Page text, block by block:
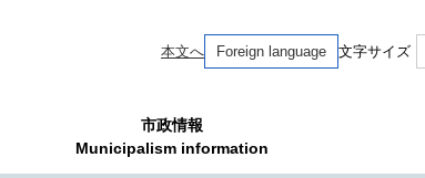
本文へ Foreign language 文字サイズ
市政情報
Municipalism information